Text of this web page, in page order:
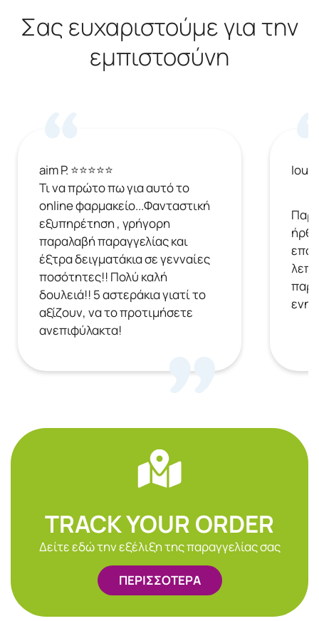
Σας ευχαριστούμε για την
εμπιστοσύνη
aim P. ⭐⭐⭐⭐⭐
Τι να πρώτο πω για αυτό το
online φαρμακείο...Φανταστική
εξυπηρέτηση , γρήγορη
παραλαβή παραγγελίας και
έξτρα δειγματάκια σε γενναίες
ποσότητες!! Πολύ καλή
δουλειά!! 5 αστεράκια γιατί το
αξίζουν, να το προτιμήσετε
ανεπιφύλακτα!
Ioulia
TRACK YOUR ORDER
Δείτε εδώ την εξέλιξη της παραγγελίας σας
ΠΕΡΙΣΣΟΤΕΡΑ